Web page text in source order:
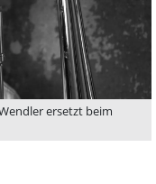
ersetzt beim